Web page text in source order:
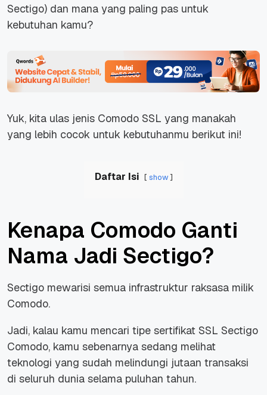
Sectigo) dan mana yang paling pas untuk
kebutuhan kamu?
Yuk, kita ulas jenis Comodo SSL yang manakah
yang lebih cocok untuk kebutuhanmu berikut ini!
Daftar Isi show
Kenapa Comodo Ganti
Nama Jadi Sectigo?
Sectigo mewarisi semua infrastruktur raksasa milik
Comodo.
Jadi, kalau kamu mencari tipe sertifikat SSL Sectigo
Comodo, kamu sebenarnya sedang melihat
teknologi yang sudah melindungi jutaan transaksi
di seluruh dunia selama puluhan tahun.